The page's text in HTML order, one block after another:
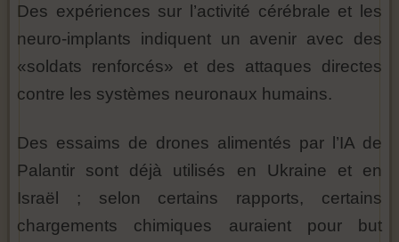
Des expériences sur l’activité cérébrale et les
neuro-implants indiquent un avenir avec des
«soldats renforcés» et des attaques directes
contre les systèmes neuronaux humains.
Des essaims de drones alimentés par l’IA de
Palantir sont déjà utilisés en Ukraine et en
Israël ; selon certains rapports, certains
chargements chimiques auraient pour but